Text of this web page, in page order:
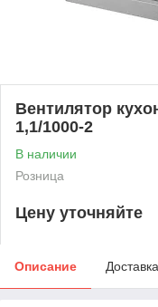
Вентилятор
1,1/1000-2
В наличии
Розница
Цену уточняйте
Описание Доставка